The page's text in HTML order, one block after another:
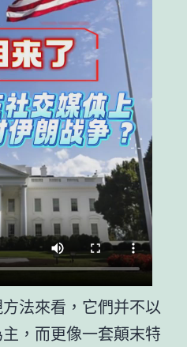
法來看，它們并不以
，而更像一套顛末特